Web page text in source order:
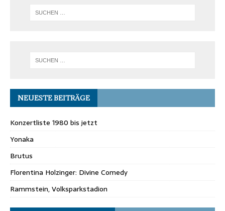
NEUESTE BEITRÄGE
Konzertliste 1980 bis jetzt
Yonaka
Brutus
Florentina Holzinger: Divine Comedy
Rammstein, Volksparkstadion